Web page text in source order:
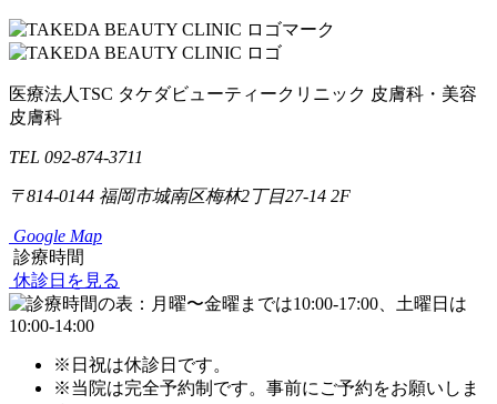
医療法人TSC タケダビューティークリニック 皮膚科・美容
皮膚科
TEL 092-874-3711
〒814-0144 福岡市城南区梅林2丁目27-14 2F
Google Map
診療時間
休診日を見る
※日祝は休診日です。
※当院は完全予約制です。事前にご予約をお願いしま